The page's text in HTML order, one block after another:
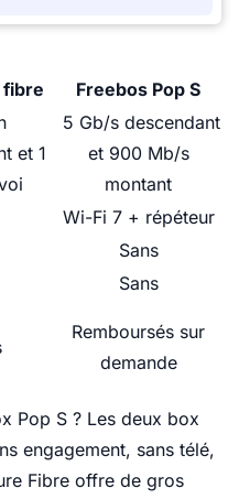
fibre Freebos Pop S
et 1
5 Gb/s descendant
et 900 Mb/s
montant
Wi-Fi 7 + répéteur
Sans
Sans
Remboursés sur
demande
Pop S ? Les deux box
engagement, sans télé,
Fibre offre de gros